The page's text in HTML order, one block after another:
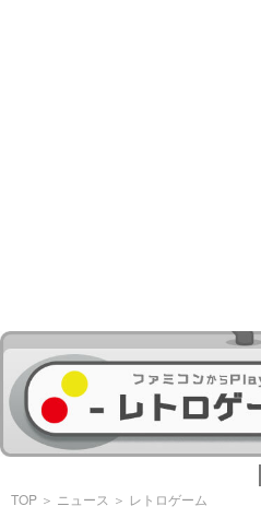
TOP ＞ ニュース ＞ レトロゲーム